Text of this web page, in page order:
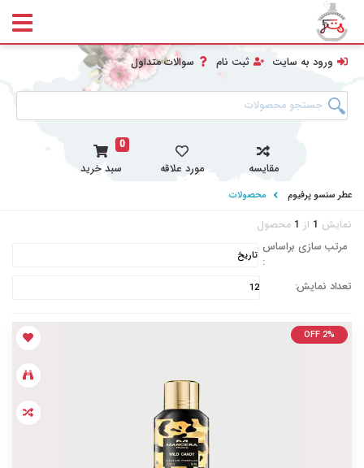
ورود به سایت ثبت نام سوالات متداول
مقایسه مورد علاقه
0
سبد خرید
عطر سنسو پرفیوم محصولات
نمایش 1 از 1 محصول
مرتب سازی براساس
:
تعداد نمایش:
OFF 2%